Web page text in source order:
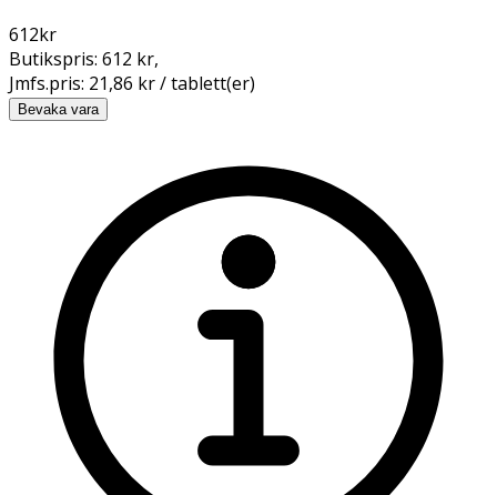
612kr
Butikspris: 612 kr,
Jmfs.pris: 21,86 kr / tablett(er)
Bevaka vara